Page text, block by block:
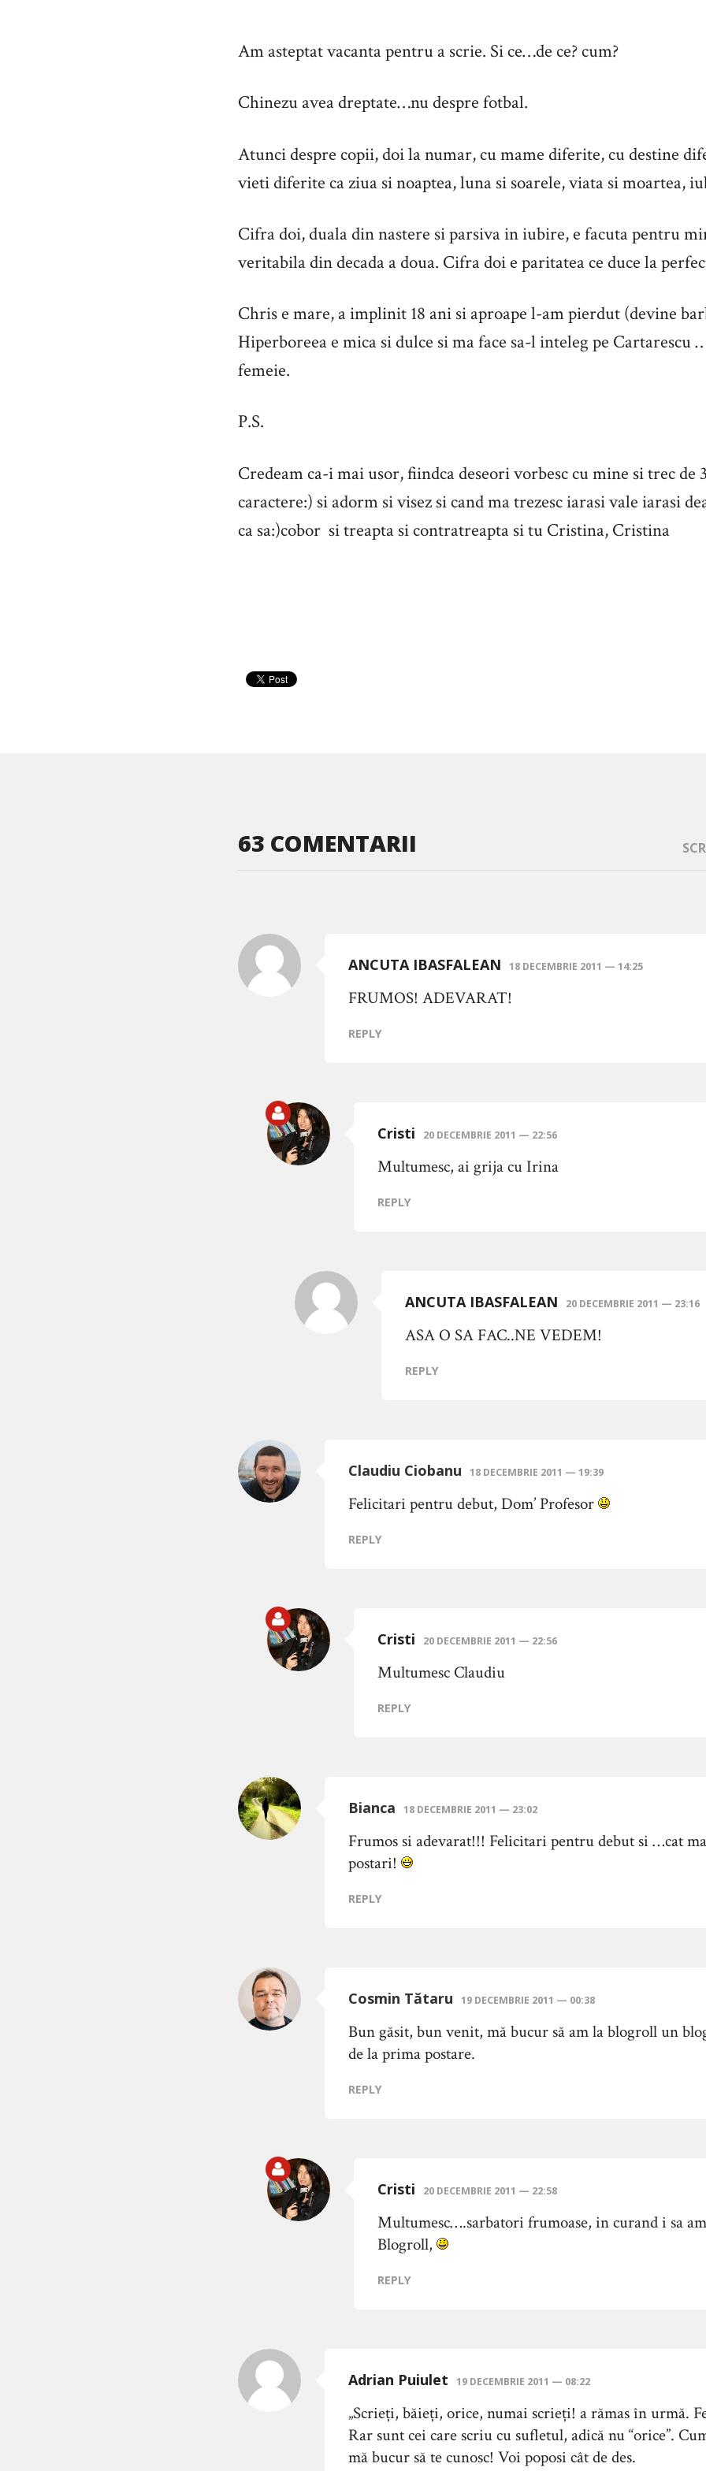
Am asteptat vacanta pentru a scrie. Si ce…de ce? cum?
Chinezu avea dreptate…nu despre fotbal.
Atunci despre copii, doi la numar, cu mame diferite, cu destine
vieti diferite ca ziua si noaptea, luna si soarele, viata si moartea,
Cifra doi, duala din nastere si parsiva in iubire, e facuta pentru
veritabila din decada a doua. Cifra doi e paritatea ce duce la
Chris e mare, a implinit 18 ani si aproape l-am pierdut (devine
Hiperboreea e mica si dulce si ma face sa-l inteleg pe Cartarescu
femeie.
P.S.
Credeam ca-i mai usor, fiindca deseori vorbesc cu mine si trec de
caractere:) si adorm si visez si cand ma trezesc iarasi vale iarasi
ca sa:)cobor si treapta si contratreapta si tu Cristina, Cristina
63 COMENTARII
ANCUTA IBASFALEAN 18 DECEMBRIE 2011 — 14:25
FRUMOS! ADEVARAT!
REPLY
Cristi 20 DECEMBRIE 2011 — 22:56
Multumesc, ai grija cu Irina
REPLY
ANCUTA IBASFALEAN 20 DECEMBRIE 2011 — 23:16
ASA O SA FAC..NE VEDEM!
REPLY
Claudiu Ciobanu 18 DECEMBRIE 2011 — 19:39
Felicitari pentru debut, Dom’ Profesor
REPLY
Cristi 20 DECEMBRIE 2011 — 22:56
Multumesc Claudiu
REPLY
Bianca 18 DECEMBRIE 2011 — 23:02
Frumos si adevarat!!! Felicitari pentru debut si …cat
postari!
REPLY
Cosmin Tătaru 19 DECEMBRIE 2011 — 00:38
Bun găsit, bun venit, mă bucur să am la blogroll un
de la prima postare.
REPLY
Cristi 20 DECEMBRIE 2011 — 22:58
Multumesc….sarbatori frumoase, in curand i sa
Blogroll,
REPLY
Adrian Puiulet 19 DECEMBRIE 2011 — 08:22
„Scrieți, băieți, orice, numai scrieți! a rămas în urmă.
Rar sunt cei care scriu cu sufletul, adică nu “orice”.
mă bucur să te cunosc! Voi poposi cât de des.